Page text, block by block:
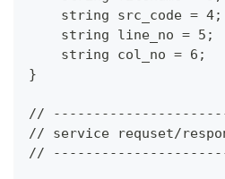
    string src_code = 4;
    string line_no = 5;
    string col_no = 6;
}
//
// service requset/
//